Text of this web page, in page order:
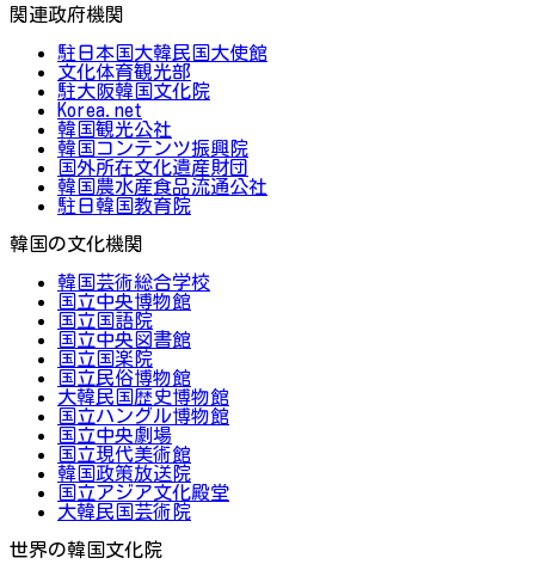
関連政府機関
駐日本国大韓民国大使館
文化体育観光部
駐大阪韓国文化院
Korea.net
韓国観光公社
韓国コンテンツ振興院
国外所在文化遺産財団
韓国農水産食品流通公社
駐日韓国教育院
韓国の文化機関
韓国芸術総合学校
国立中央博物館
国立国語院
国立中央図書館
国立国楽院
国立民俗博物館
大韓民国歴史博物館
国立ハングル博物館
国立中央劇場
国立現代美術館
韓国政策放送院
国立アジア文化殿堂
大韓民国芸術院
世界の韓国文化院